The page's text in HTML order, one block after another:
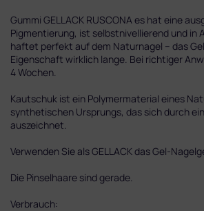
Gummi GELLACK RUSCONA es hat eine
Pigmentierung, ist selbstnivellierend und in
haftet perfekt auf dem Naturnagel – das
Eigenschaft wirklich lange. Bei richtiger
4 Wochen.
Kautschuk ist ein Polymermaterial eines
synthetischen Ursprungs, das sich durch
auszeichnet.
Verwenden Sie als GELLACK das Gel-
Die Pinselhaare sind gerade.
Verbrauch: